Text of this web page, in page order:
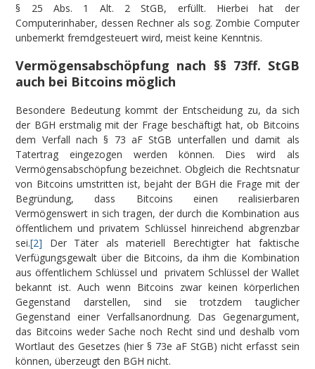
§ 25 Abs. 1 Alt. 2 StGB, erfüllt. Hierbei hat der
Computerinhaber, dessen Rechner als sog. Zombie Computer
unbemerkt fremdgesteuert wird, meist keine Kenntnis.
Vermögensabschöpfung nach §§ 73ff. StGB
auch bei Bitcoins möglich
Besondere Bedeutung kommt der Entscheidung zu, da sich
der BGH erstmalig mit der Frage beschäftigt hat, ob Bitcoins
dem Verfall nach § 73 aF StGB unterfallen und damit als
Tatertrag eingezogen werden können. Dies wird als
Vermögensabschöpfung bezeichnet. Obgleich die Rechtsnatur
von Bitcoins umstritten ist, bejaht der BGH die Frage mit der
Begründung, dass Bitcoins einen realisierbaren
Vermögenswert in sich tragen, der durch die Kombination aus
öffentlichem und privatem Schlüssel hinreichend abgrenzbar
sei.[2] Der Täter als materiell Berechtigter hat faktische
Verfügungsgewalt über die Bitcoins, da ihm die Kombination
aus öffentlichem Schlüssel und privatem Schlüssel der Wallet
bekannt ist. Auch wenn Bitcoins zwar keinen körperlichen
Gegenstand darstellen, sind sie trotzdem tauglicher
Gegenstand einer Verfallsanordnung. Das Gegenargument,
das Bitcoins weder Sache noch Recht sind und deshalb vom
Wortlaut des Gesetzes (hier § 73e aF StGB) nicht erfasst sein
können, überzeugt den BGH nicht.